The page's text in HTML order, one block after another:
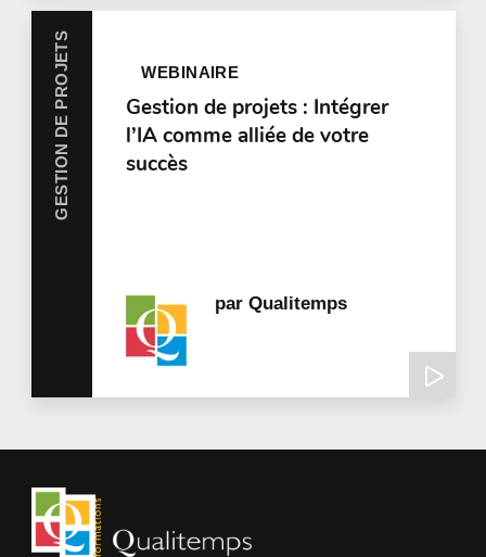
GESTION DE PROJETS WEBINAIRE
Gestion de projets : Intégrer
l’IA comme alliée de votre
succès
parQualitemps